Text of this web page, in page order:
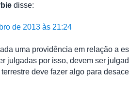
disse:
de 2013 às 21:24
uma providência em relação a
julgadas por isso, devem ser
deve fazer algo para